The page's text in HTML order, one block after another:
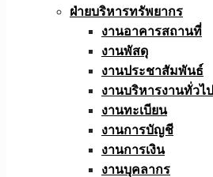
ฝ่ายบริหารทรัพยากร
งานอาคารสถานที่
งานพัสดุ
งานประชาสัมพันธ์
งานบริหารงานทั่วไป
งานทะเบียน
งานการบัญชี
งานการเงิน
งานบุคลากร